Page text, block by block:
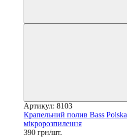
Артикул: 8103
Крапельний полив Bass
мікророзпилення
390 грн/шт.